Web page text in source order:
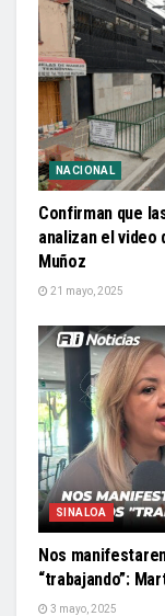
NACIONAL
Confirman que
analizan el video
Muñoz
21 mayo, 2025
SINALOA
Nos
“trabajando”:
3 mayo, 2025